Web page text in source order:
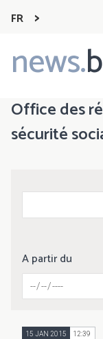
FR
news.
Main
navigation
Office des
sécurité
A partir du
15 JAN 2015 12:39